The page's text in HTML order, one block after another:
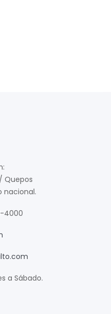
Quepos
nacional.
4000
a Sábado.